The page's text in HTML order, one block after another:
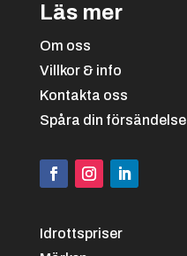
Läs mer
Om oss
Villkor & info
Kontakta oss
Spåra din försändelse
Idrottspriser